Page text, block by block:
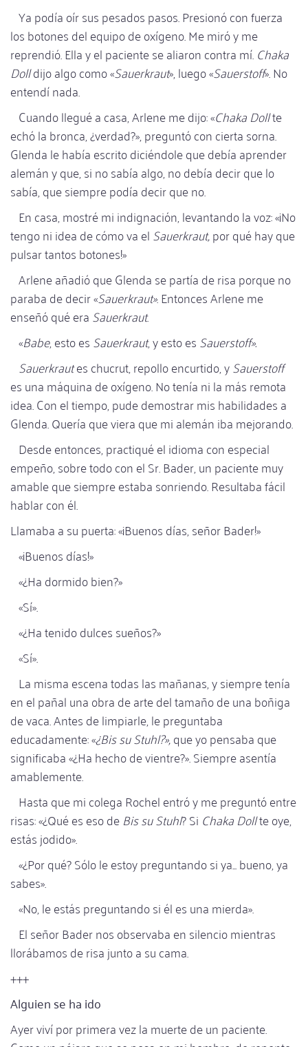
Ya podía oír sus pesados pasos. Presionó con fuerza
los botones del equipo de oxígeno. Me miró y me
reprendió. Ella y el paciente se aliaron contra mí.Chaka
Dolldijo algo como «Sauerkraut», luego «Sauerstoff». No
entendí nada.
Cuando llegué a casa, Arlene me dijo: «Chaka Dollte
echó la bronca, ¿verdad?», preguntó con cierta sorna.
Glenda le había escrito diciéndole que debía aprender
alemán y que, si no sabía algo, no debía decir que lo
sabía, que siempre podía decir que no.
En casa, mostré mi indignación, levantando la voz: «¡No
tengo ni idea de cómo va elSauerkraut,por qué hay que
pulsar tantos botones!»
Arlene añadió que Glenda se partía de risa porque no
paraba de decir «Sauerkraut». Entonces Arlene me
enseñó qué eraSauerkraut.
«Babe, esto esSauerkraut, y esto esSauerstoff».
Sauerkrautes chucrut, repollo encurtido, ySauerstoff
es una máquina de oxígeno. No tenía ni la más remota
idea. Con el tiempo, pude demostrar mis habilidades a
Glenda. Quería que viera que mi alemán iba mejorando.
Desde entonces, practiqué el idioma con especial
empeño, sobre todo con el Sr. Bader, un paciente muy
amable que siempre estaba sonriendo. Resultaba fácil
hablar con él.
Llamaba a su puerta: «¡Buenos días, señor Bader!»
«¡Buenos días!»
«¿Ha dormido bien?»
«Sí».
«¿Ha tenido dulces sueños?»
«Sí».
La misma escena todas las mañanas, y siempre tenía
en el pañal una obra de arte del tamaño de una boñiga
de vaca. Antes de limpiarle, le preguntaba
educadamente: «¿Bis su Stuhl?»,que yo pensaba que
significaba «¿Ha hecho de vientre?». Siempre asentía
amablemente.
Hasta que mi colega Rochel entró y me preguntó entre
risas: «¿Qué es eso deBis su Stuhl? Si Chaka Dollte oye,
estás jodido».
«¿Por qué? Sólo le estoy preguntando si ya... bueno, ya
sabes».
«No, le estás preguntando si él es una mierda».
El señor Bader nos observaba en silencio mientras
llorábamos de risa junto a su cama.
+++
Alguien se ha ido
Ayer viví por primera vez la muerte de un paciente.